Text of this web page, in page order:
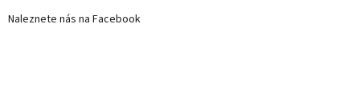
Naleznete nás na Facebook